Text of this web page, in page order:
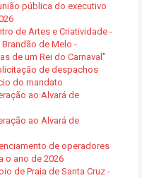
pública do executivo
de Artes e Criatividade -
de Melo -
de um Rei do Carnaval"
de despachos
do mandato
ao Alvará de
ao Alvará de
de operadores
o ano de 2026
de Praia de Santa Cruz -